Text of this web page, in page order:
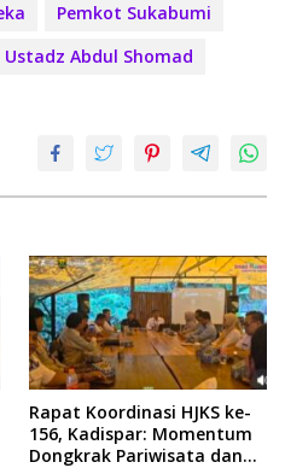
Pemkot Sukabumi
Ustadz Abdul Shomad
Rapat Koordinasi HJKS ke-
156, Kadispar: Momentum
Dongkrak Pariwisata dan